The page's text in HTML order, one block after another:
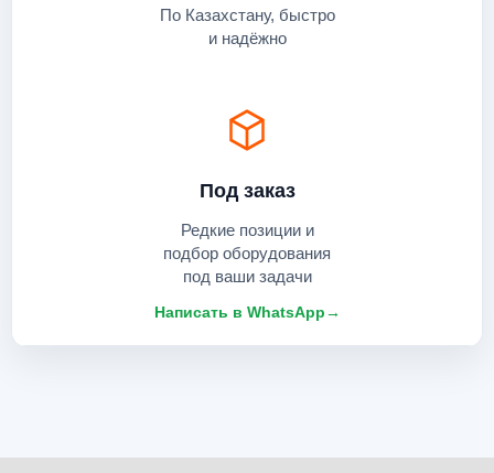
Под заказ
Редкие позиции и
подбор оборудования
под ваши задачи
Написать в WhatsApp→
По Казахстану, быстро
и надёжно